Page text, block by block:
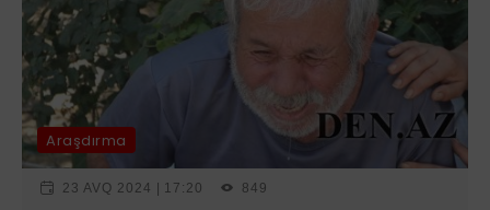
Araşdırma
23 AVQ 2024 | 17:20 849